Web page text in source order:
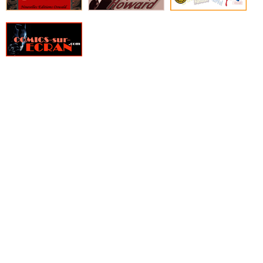
» Filles perdues
» Fire Power
» Fondu au noir
» Fox-Boy
» Frank Cho - Art Book